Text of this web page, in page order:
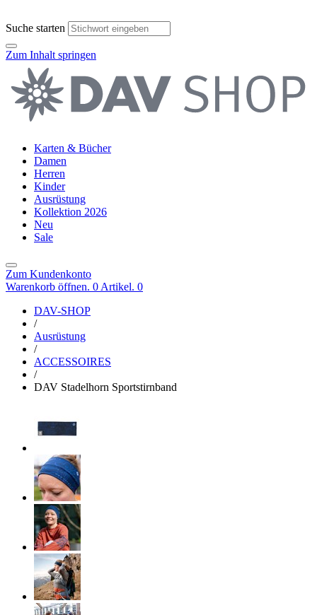
Suche starten
Zum Inhalt springen
Karten & Bücher
Damen
Herren
Kinder
Ausrüstung
Kollektion 2026
Neu
Sale
Zum Kundenkonto
Warenkorb öffnen. 0 Artikel. 0
DAV-SHOP
/
Ausrüstung
/
ACCESSOIRES
/
DAV Stadelhorn Sportstirnband